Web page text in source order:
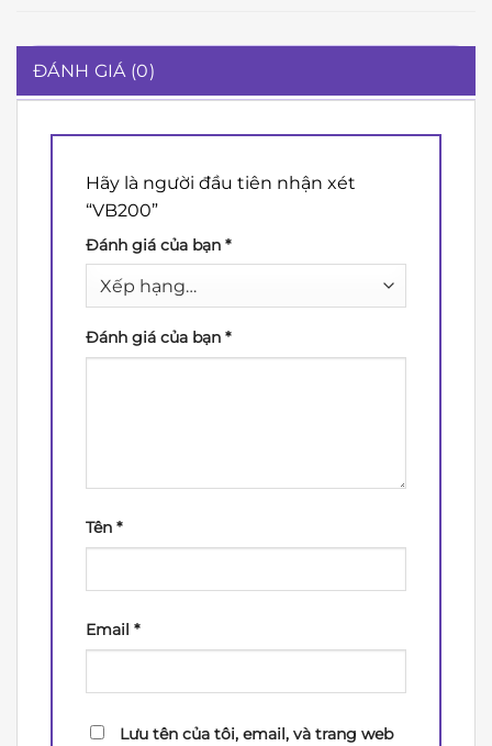
ĐÁNH GIÁ (0)
Hãy là người đầu tiên nhận xét
“VB200”
Đánh giá của bạn *
Đánh giá của bạn *
Tên *
Email *
Lưu tên của tôi, email, và trang web